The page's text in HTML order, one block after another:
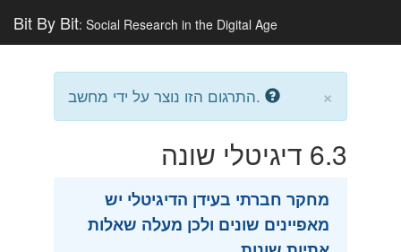
Bit By Bit: Social Research in the Digital Age
התרגום הזו נוצר על ידי מחשב. ×
6.3 דיגיטלי שונה
מחקר חברתי בעידן הדיגיטלי יש
מאפיינים שונים ולכן מעלה שאלות